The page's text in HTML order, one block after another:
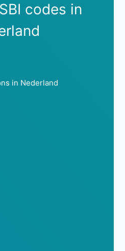
codes in
in Nederland